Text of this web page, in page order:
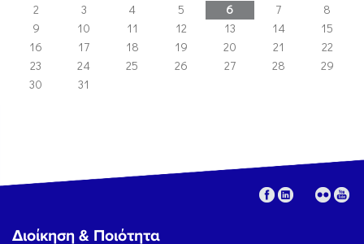
2
3 4 5 6 7
8
9
10 11 12 13 14
15
16
17 18 19 20 21
22
23
24 25 26 27 28
29
30
31
Διοίκηση & Ποιότητα